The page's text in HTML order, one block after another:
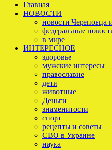
Главная
НОВОСТИ
новости Череповца
федеральные
в мире
ИНТЕРЕСНОЕ
здоровье
мужские интересы
православие
дети
животные
Деньги
знаменитости
спорт
рецепты и советы
СВО в Украине
наука